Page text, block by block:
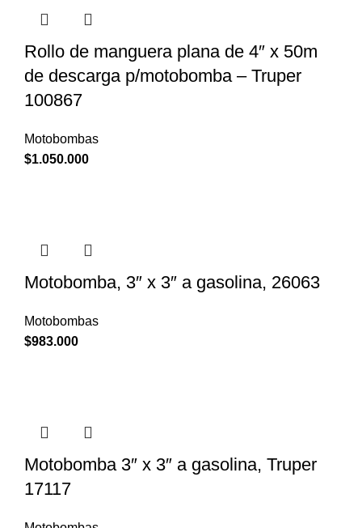
Rollo de manguera plana de 4″ x 50m
de descarga p/motobomba – Truper
100867
Motobombas
$1.050.000
Motobomba, 3″ x 3″ a gasolina, 26063
Motobombas
$983.000
Motobomba 3″ x 3″ a gasolina, Truper
17117